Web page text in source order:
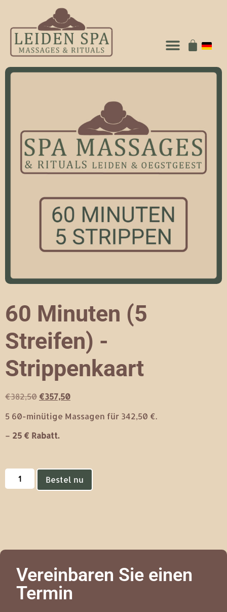
60 Minuten (5
Streifen) -
Strippenkaart
€382,50 €357,50
5 60-minütige Massagen für 342,50 €.
– 25 € Rabatt.
Bestel nu
Vereinbaren Sie einen
Termin